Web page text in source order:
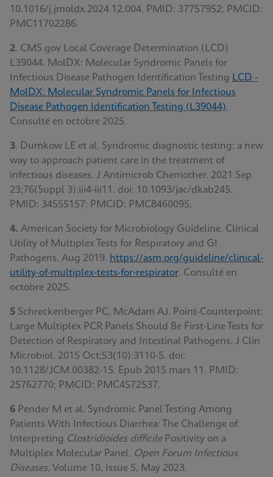
10.1016/j.jmoldx.2024.12.004. PMID: 37757952; PMCID:
PMC11702286.
2. CMS.gov Local Coverage Determination (LCD)
L39044. MolDX: Molecular Syndromic Panels for
Infectious Disease Pathogen Identification Testing LCD -
MolDX: Molecular Syndromic Panels for Infectious
Disease Pathogen Identification Testing (L39044).
Consulté en octobre 2025.
3. Dumkow LE et al. Syndromic diagnostic testing: a new
way to approach patient care in the treatment of
infectious diseases. J Antimicrob Chemother. 2021 Sep
23;76(Suppl 3):iii4-iii11. doi: 10.1093/jac/dkab245.
PMID: 34555157; PMCID: PMC8460095.
4. American Society for Microbiology Guideline. Clinical
Utility of Multiplex Tests for Respiratory and GI
Pathogens. Aug 2019. https://asm.org/guideline/clinical-
utility-of-multiplex-tests-for-respirator. Consulté en
octobre 2025.
5 Schreckenberger PC, McAdam AJ. Point-Counterpoint:
Large Multiplex PCR Panels Should Be First-Line Tests for
Detection of Respiratory and Intestinal Pathogens. J Clin
Microbiol. 2015 Oct;53(10):3110-5. doi:
10.1128/JCM.00382-15. Epub 2015 mars 11. PMID:
25762770; PMCID: PMC4572537.
6 Pender M et al. Syndromic Panel Testing Among
Patients With Infectious Diarrhea: The Challenge of
Interpreting Clostridioides difficilePositivity on a
Multiplex Molecular Panel, Open Forum Infectious
Diseases, Volume 10, Issue 5, May 2023,